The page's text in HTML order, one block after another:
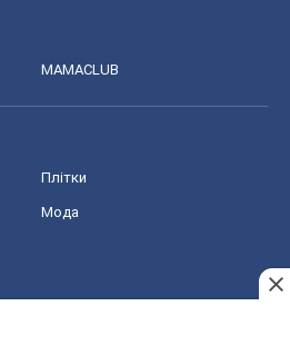
MAMACLUB
Плітки
Мода